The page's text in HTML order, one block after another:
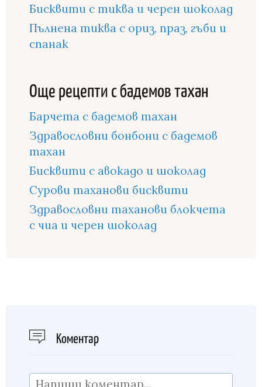
Бисквити с тиква и черен шоколад
Пълнена тиква с ориз, праз, гъби и
спанак
Още рецепти с бадемов тахан
Барчета с бадемов тахан
Здравословни бонбони с бадемов
тахан
Бисквити с авокадо и шоколад
Сурови таханови бисквити
Здравословни таханови блокчета
с чиа и черен шоколад
Kоментар